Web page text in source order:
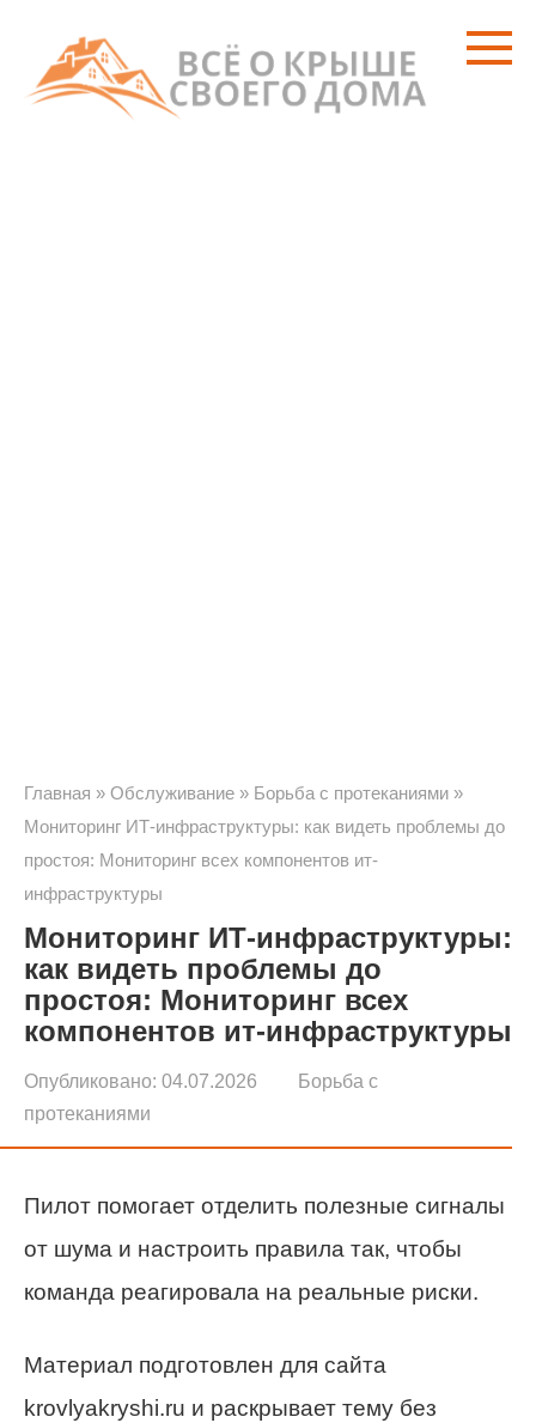
контенту
Главная » Обслуживание » Борьба с протеканиями »
Мониторинг ИТ-инфраструктуры: как видеть проблемы до
простоя: Мониторинг всех компонентов ит-
инфраструктуры
Мониторинг ИТ-инфраструктуры:
как видеть проблемы до
простоя: Мониторинг всех
компонентов ит-инфраструктуры
Опубликовано: 04.07.2026
Борьба с
протеканиями
Пилот помогает отделить полезные сигналы
от шума и настроить правила так, чтобы
команда реагировала на реальные риски.
Материал подготовлен для сайта
krovlyakryshi.ru и раскрывает тему без